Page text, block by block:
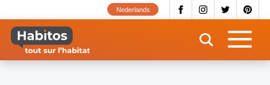
contenu
principal
Nederlands